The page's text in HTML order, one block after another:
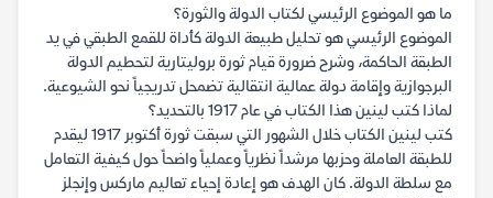
ما هو الموضوع الرئيسي لكتاب الدولة والثورة؟
الموضوع الرئيسي هو تحليل طبيعة الدولة كأداة للقمع الطبقي في يد
الطبقة الحاكمة، وشرح ضرورة قيام ثورة بروليتارية لتحطيم الدولة
البرجوازية وإقامة دولة عمالية انتقالية تضمحل تدريجياً نحو الشيوعية.
لماذا كتب لينين هذا الكتاب في عام 1917 بالتحديد؟
كتب لينين الكتاب خلال الشهور التي سبقت ثورة أكتوبر 1917 ليقدم
للطبقة العاملة وحزبها مرشداً نظرياً وعملياً واضحاً حول كيفية التعامل
مع سلطة الدولة. كان الهدف هو إعادة إحياء تعاليم ماركس وإنجلز